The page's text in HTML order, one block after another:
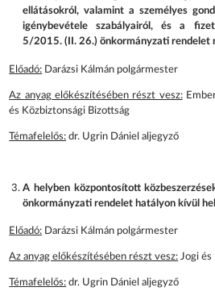
ellátásokról, valamint a személyes
igénybevétele szabályairól, és a
5/2015. (II. 26.) önkormányzati rendelet
Előadó: Darázsi Kálmán polgármester
Az anyag előkészítésében részt vesz:
és Közbiztonsági Bizottság
Témafelelős: dr. Ugrin Dániel aljegyző
A helyben központosított
önkormányzati rendelet hatályon kívül
Előadó: Darázsi Kálmán polgármester
Az anyag előkészítésében részt vesz: Jogi és
Témafelelős: dr. Ugrin Dániel aljegyző